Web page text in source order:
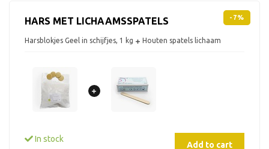
HARS MET LICHAAMSSPATELS -7%
Harsblokjes Geel in schijfjes, 1 kg Houten spatels lichaam
In stock
Add to cart